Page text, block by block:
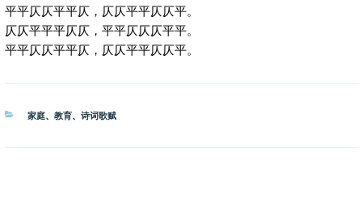
平平仄仄平平仄，仄仄平平仄仄平。
仄仄平平平仄仄，平平仄仄仄平平。
平平仄仄平平仄，仄仄平平仄仄平。
分
家庭、 教育、 诗词歌赋